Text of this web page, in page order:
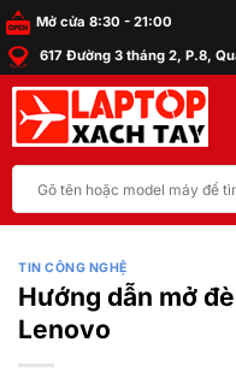
Bỏ
qua
nội
dung
Mở cửa 8:30 - 21:00
617 Đường 3 tháng 2, P.8,
kiếm:
TIN CÔNG NGHỆ
Hướng dẫn mở
Lenovo